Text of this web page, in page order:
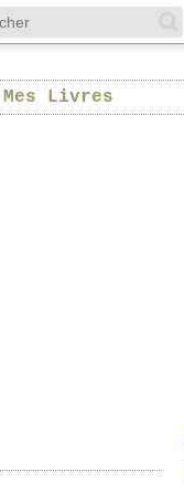
Mes Livres